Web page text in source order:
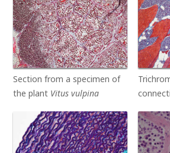
Section from a specimen of
the plant Vitus vulpina